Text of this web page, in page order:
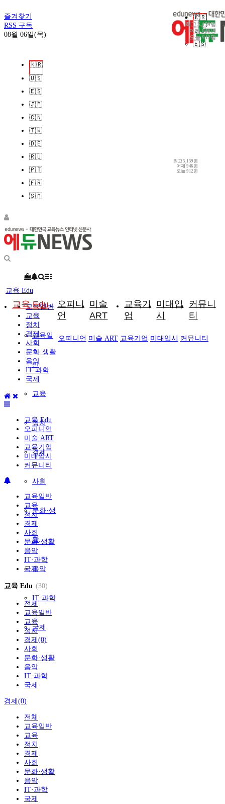
즐겨찾기
RSS 구독
08월 06일(목)
🇰🇷
🇺🇸
🇪🇸
로그인
회원가입
최고5,159명
어제946명
오늘912명
🇰🇷
🇺🇸
🇪🇸
🇯🇵
🇨🇳
🇹🇼
🇩🇪
🇷🇺
🇵🇹
🇫🇷
🇸🇦
최고5,159명
어제 946명
오늘 912명
교육 Edu
교육일
반
교육
정치
경제
사회
문화·생
활
음악
IT·과학
국제
오피니
언
미술
ART
교육기
업
미대입
시
커뮤니
티
교육 Edu
교육일반
교육
정치
경제
사회
문화·생활
음악
IT·과학
국제
오피니언 미술 ART 교육기업 미대입시 커뮤니티
교육 Edu
오피니언
미술 ART
교육기업
미대입시
커뮤니티
교육일반
교육
정치
경제
사회
문화·생활
음악
IT·과학
국제
교육 Edu (30)
전체
교육일반
교육
정치
경제(0)
사회
문화·생활
음악
IT·과학
국제
경제(0)
전체
교육일반
교육
정치
경제
사회
문화·생활
음악
IT·과학
국제